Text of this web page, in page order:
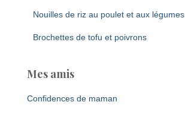
Nouilles de riz au poulet et aux légumes
Brochettes de tofu et poivrons
Mes amis
Confidences de maman